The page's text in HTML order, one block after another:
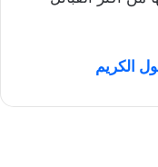
الكريم